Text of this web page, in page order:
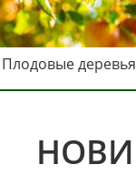
Плодовые деревья